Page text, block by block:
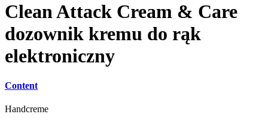
Clean Attack Cream & Care
dozownik kremu do rąk
elektroniczny
Content
Handcreme